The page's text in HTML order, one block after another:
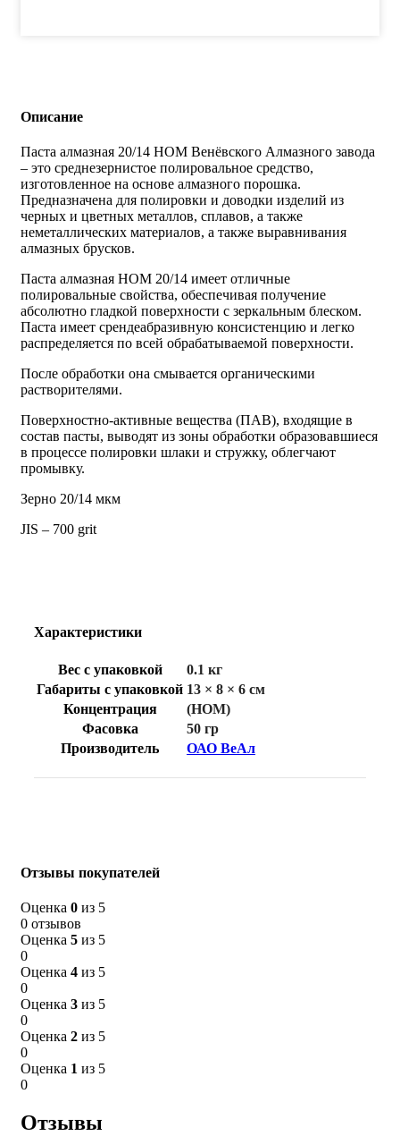
Описание
Паста алмазная 20/14 НОМ Венёвского Алмазного завода
– это среднезернистое полировальное средство,
изготовленное на основе алмазного порошка.
Предназначена для полировки и доводки изделий из
черных и цветных металлов, сплавов, а также
неметаллических материалов, а также выравнивания
алмазных брусков.
Паста алмазная НОМ 20/14 имеет отличные
полировальные свойства, обеспечивая получение
абсолютно гладкой поверхности с зеркальным блеском.
Паста имеет срендеабразивную консистенцию и легко
распределяется по всей обрабатываемой поверхности.
После обработки она смывается органическими
растворителями.
Поверхностно-активные вещества (ПАВ), входящие в
состав пасты, выводят из зоны обработки образовавшиеся
в процессе полировки шлаки и стружку, облегчают
промывку.
Зерно 20/14 мкм
JIS – 700 grit
Характеристики
Вес с упаковкой
0.1 кг
Габариты с упаковкой 13 × 8 × 6 см
Концентрация
(НОМ)
Фасовка
50 гр
Производитель
ОАО ВеАл
Отзывы покупателей
Оценка 0 из 5
0 отзывов
Оценка 5 из 5
0
Оценка 4 из 5
0
Оценка 3 из 5
0
Оценка 2 из 5
0
Оценка 1 из 5
0
Отзывы